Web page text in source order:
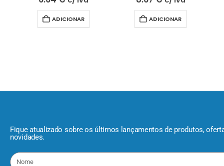
ADICIONAR ADICIONAR
Fique atualizado sobre os últimos lançamentos de produtos,
novidades.